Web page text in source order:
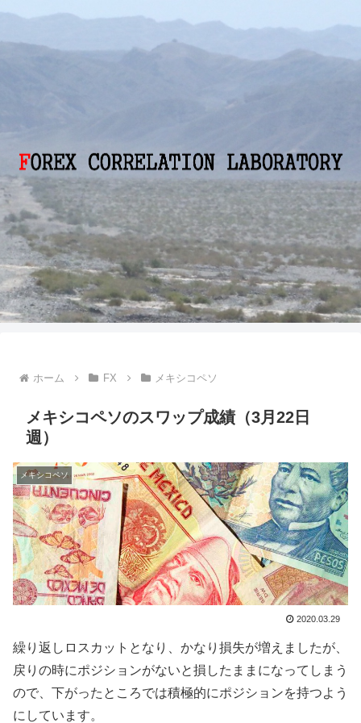
ホーム FX メキシコペソ
メキシコペソのスワップ成績（3月22日
週）
メキシコペソ
2020.03.29
繰り返しロスカットとなり、かなり損失が増えましたが、
戻りの時にポジションがないと損したままになってしまう
ので、下がったところでは積極的にポジションを持つよう
にしています。